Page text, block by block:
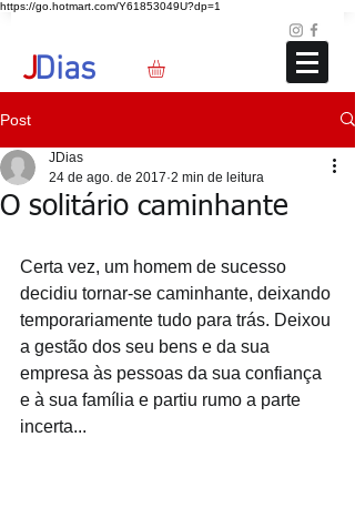
https://go.hotmart.com/Y61853049U?dp=1
JDias
Post
O solitário caminhante
JDias
24 de ago. de 2017 2 min de leitura
Certa vez, um homem de sucesso
decidiu tornar-se caminhante, deixando
temporariamente tudo para trás. Deixou
a gestão dos seu bens e da sua
empresa às pessoas da sua confiança
e à sua família e partiu rumo a parte
incerta...